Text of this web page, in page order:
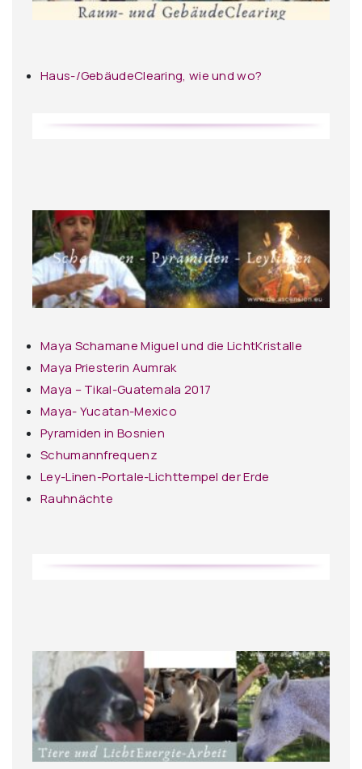
Haus-/GebäudeClearing, wie und wo?
Maya Schamane Miguel und die LichtKristalle
Maya Priesterin Aumrak
Maya – Tikal-Guatemala 2017
Maya- Yucatan-Mexico
Pyramiden in Bosnien
Schumannfrequenz
Ley-Linen-Portale-Lichttempel der Erde
Rauhnächte